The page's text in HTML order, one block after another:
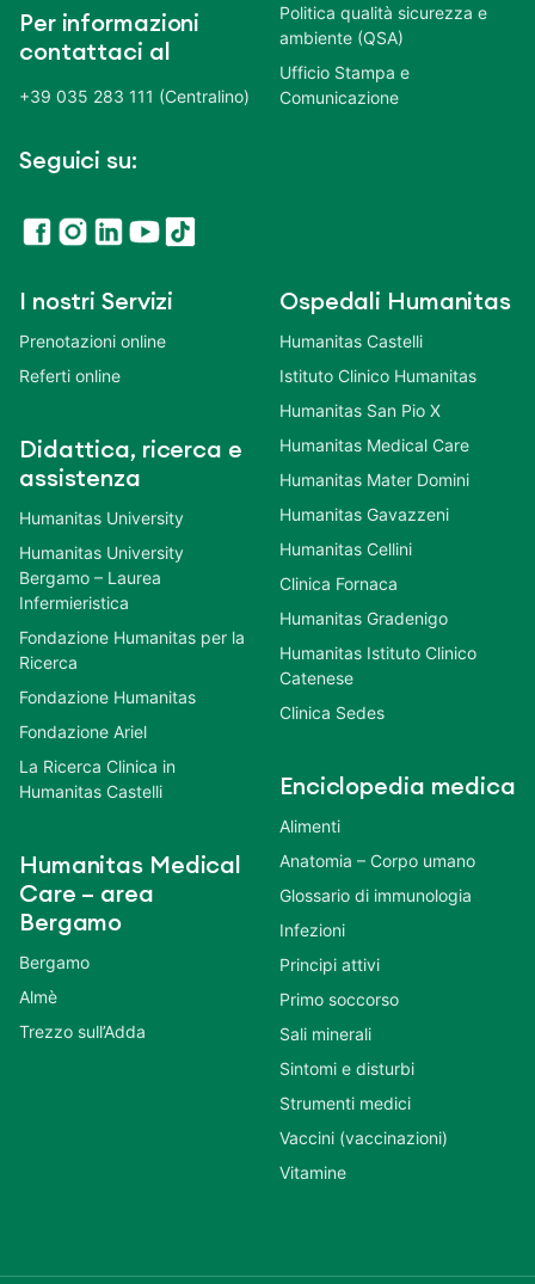
Per informazioni
contattaci al
+39 035 283 111 (Centralino)
Seguici su:
Politica qualità sicurezza e
ambiente (QSA)
Ufficio Stampa e
Comunicazione
I nostri Servizi
Prenotazioni online
Referti online
Didattica, ricerca e
assistenza
Humanitas University
Humanitas University
Bergamo – Laurea
Infermieristica
Fondazione Humanitas per la
Ricerca
Fondazione Humanitas
Fondazione Ariel
La Ricerca Clinica in
Humanitas Castelli
Humanitas Medical
Care – area
Bergamo
Bergamo
Almè
Trezzo sull’Adda
Ospedali Humanitas
Humanitas Castelli
Istituto Clinico Humanitas
Humanitas San Pio X
Humanitas Medical Care
Humanitas Mater Domini
Humanitas Gavazzeni
Humanitas Cellini
Clinica Fornaca
Humanitas Gradenigo
Humanitas Istituto Clinico
Catenese
Clinica Sedes
Enciclopedia medica
Alimenti
Anatomia – Corpo umano
Glossario di immunologia
Infezioni
Principi attivi
Primo soccorso
Sali minerali
Sintomi e disturbi
Strumenti medici
Vaccini (vaccinazioni)
Vitamine